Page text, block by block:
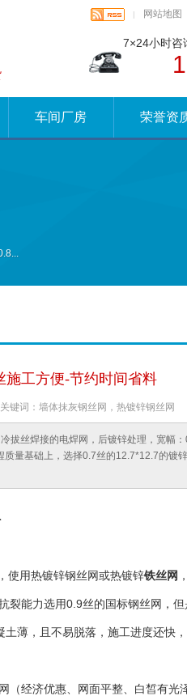
| 网站地图
7×24小时咨
车间厂房 荣誉资
施工方便-节约时间省料
键词：墙体抹灰钢丝网，热镀锌钢丝网
拔丝焊接的电焊网，后镀锌处理，宽幅
量基础上，选择0.7丝的12.7*12.7的镀
使用热镀锌钢丝网或热镀锌铁丝网
裂能力选用0.9丝的国标钢丝网，
薄，且不易脱落，施工进度还快，
（经济优惠、网面平整、白皙有光